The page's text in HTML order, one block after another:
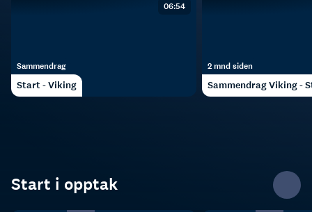
06:54
Sammendrag
Start - Viking
2 mnd siden
Sammendrag Viking -
Start i opptak